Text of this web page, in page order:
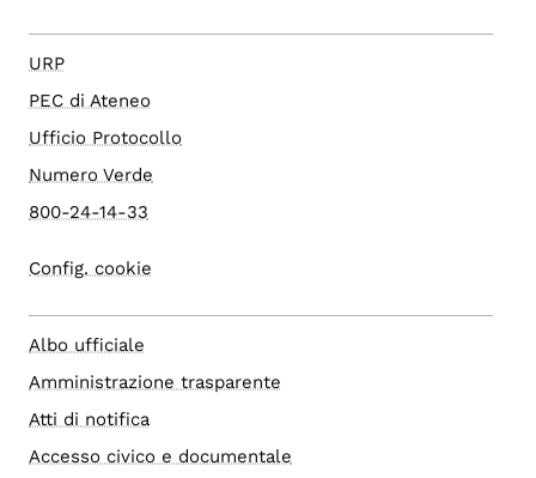
URP
PEC di Ateneo
Ufficio Protocollo
Numero Verde
800-24-14-33
Config. cookie
Albo ufficiale
Amministrazione trasparente
Atti di notifica
Accesso civico e documentale